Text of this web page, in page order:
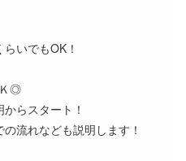
いでもOK！
◎
らスタート！
流れなども説明します！